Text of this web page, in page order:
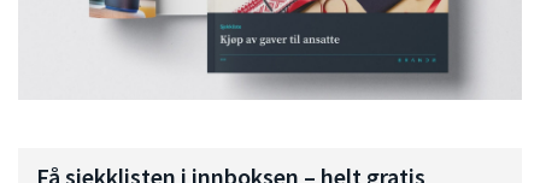
Få sjekklisten i innboksen – helt gratis